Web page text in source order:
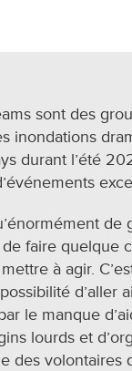
sont des
inondations
durant lʼété
de
faire quelque
à agir.
d’aller
le manque
lourds et
des